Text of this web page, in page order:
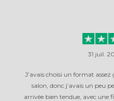
31 juil.
J’avais choisi un format
salon, donc j’avais un peu
arrivée bien tendue, avec une